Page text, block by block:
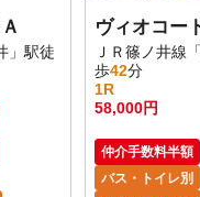
」駅徒
ヴィオコー
ＪＲ篠ノ井線
歩42分
1R
58,000円
仲介手数料半額
バス・トイレ別